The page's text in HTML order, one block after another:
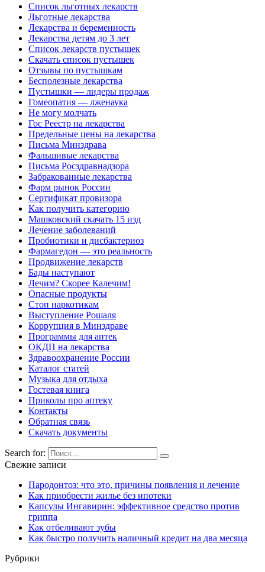
Список льготных лекарств
Льготные лекарства
Лекарства и беременность
Лекарства детям до 3 лет
Список лекарств пустышек
Скачать список пустышек
Отзывы по пустышкам
Бесполезные лекарства
Пустышки — лидеры продаж
Гомеопатия — лженаука
Не могу молчать
Гос Реестр на лекарства
Предельные цены на лекарства
Письма Минздрава
Фальшивые лекарства
Письма Росздравнадзора
Забракованные лекарства
Фарм рынок России
Сертификат провизора
Как получить категорию
Машковский скачать 15 изд
Лечение заболеваний
Пробиотики и дисбактериоз
Фармагедон — это реальность
Продвижение лекарств
Бады наступают
Лечим? Скорее Калечим!
Опасные продукты
Стоп наркотикам
Выступление Рошаля
Коррупция в Минздраве
Программы для аптек
ОКДП на лекарства
Здравоохранение России
Каталог статей
Музыка для отдыха
Гостевая книга
Приколы про аптеку
Контакты
Обратная связь
Скачать документы
Search for:
Свежие записи
Пародонтоз: что это, причины появления и лечение
Как приобрести жилье без ипотеки
Капсулы Ингавирин: эффективное средство против
гриппа
Как отбеливают зубы
Как быстро получить наличный кредит на два месяца
Рубрики